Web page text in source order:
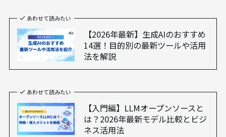
あわせて読みたい
【2026年最新】生成AIのおすすめ
14選！目的別の最新ツールや活用
法を解説
あわせて読みたい
【入門編】LLMオープンソースと
は？2026年最新モデル比較とビジ
ネス活用法